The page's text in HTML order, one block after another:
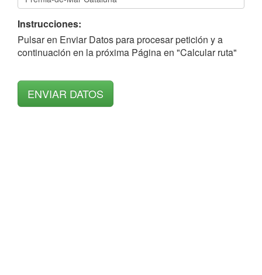
Instrucciones:
Pulsar en Enviar Datos para procesar petición y a
continuación en la próxima Página en "Calcular ruta"